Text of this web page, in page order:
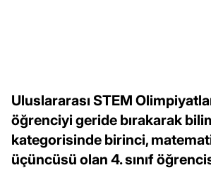
Uluslararası STEM
öğrenciyi geride bırakarak
kategorisinde birinci,
üçüncüsü olan 4. sınıf